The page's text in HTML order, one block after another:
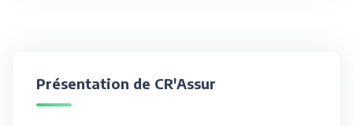
Présentation de CR'Assur